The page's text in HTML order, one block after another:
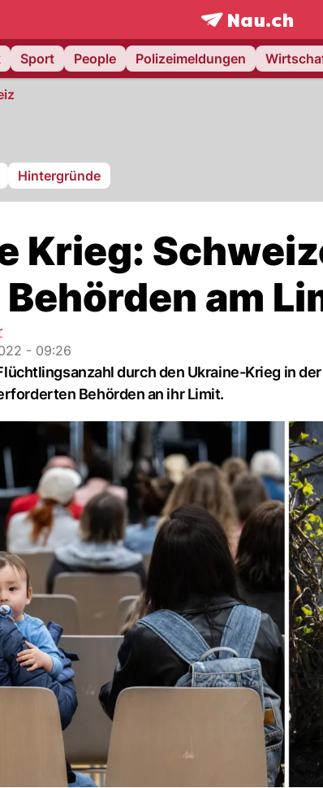
frontpage.NAU.ch
Sport People Polizeimeldungen
Hintergründe
Krieg:
am
- 09:26
durch den Ukraine-Krieg in
Behörden an ihr Limit.